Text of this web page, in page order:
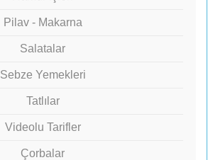
Pilav - Makarna
Salatalar
Sebze Yemekleri
Tatlılar
Videolu Tarifler
Çorbalar